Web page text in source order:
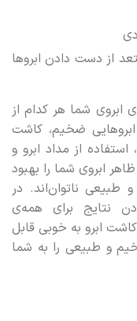
از دست دادن ابروها
شما هر کدام از
ابروهایی ضخیم، کاشت
از مداد ابرو و
ابروی شما را بهبود
طبیعی ناتوان‌اند. در
نتایج برای همه‌ی
ابرو به خوبی قابل
و طبیعی را به شما